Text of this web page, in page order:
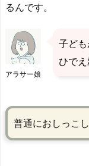
るんです。
アラサー娘
子ども
ひで
普通におしっこ